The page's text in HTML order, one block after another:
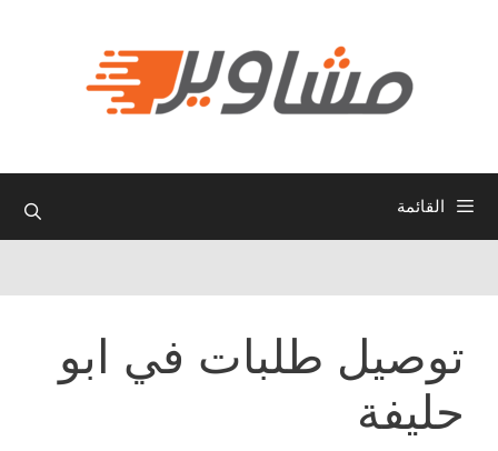
القائمة
توصيل طلبات في ابو
حليفة